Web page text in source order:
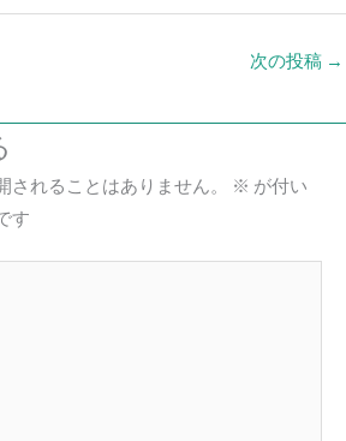
次の投稿 →
されることはありません。 ※ が付い
す